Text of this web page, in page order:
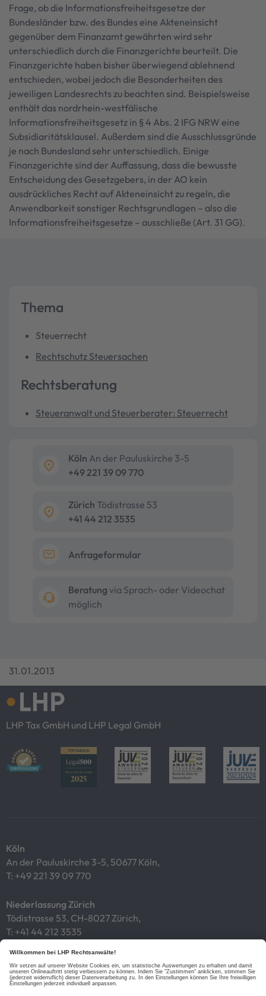
Frage, ob die Informationsfreiheitsgesetze der
Bundesländer bzw. des Bundes eine Akteneinsicht
gegenüber dem Finanzamt gewährten wird sehr
unterschiedlich durch die Finanzgerichte beurteilt. Die
Finanzgerichte haben bisher überwiegend ablehnend
entschieden, wobei jedoch die Besonderheiten des
jeweiligen Landesrechts zu beachten sind. Beispielsweise
enthält das nordrhein-westfälische
Informationsfreiheitsgesetz in § 4 Abs. 2 IFG NRW eine
Subsidiaritätsklausel. Außerdem sind die Ausschlussgründe
je nach Bundesland sehr unterschiedlich. Einige
Finanzgerichte sind der Auffassung, dass die bewusste
Entscheidung des Gesetzgebers, in der AO kein
ausdrückliches Recht auf Akteneinsicht zu regeln, die
Anwendbarkeit sonstiger Rechtsgrundlagen – also die
Informationsfreiheitsgesetze – ausschließe (Art. 31 GG).
Thema
Steuerrecht
Rechtschutz Steuersachen
Rechtsberatung
Steueranwalt und Steuerberater: Steuerrecht
Köln An der Pauluskirche 3-5
+49 221 39 09 770
Zürich Tödistrasse 53
+41 44 212 3535
Anfrageformular
Beratung via Sprach- oder Videochat
möglich
31.01.2013
LHP Tax GmbH und LHP Legal GmbH
Köln
An der Pauluskirche 3-5, 50677 Köln,
T: +49 221 39 09 770
Niederlassung Zürich
Tödistrasse 53, CH-8027 Zürich,
T: +41 44 212 3535